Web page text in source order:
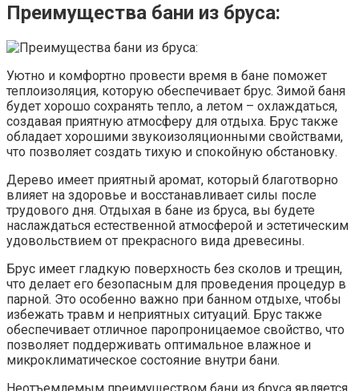
Преимущества бани из бруса:
Уютно и комфортно провести время в бане поможет
теплоизоляция, которую обеспечивает брус. Зимой баня
будет хорошо сохранять тепло, а летом – охлаждаться,
создавая приятную атмосферу для отдыха. Брус также
обладает хорошими звукоизоляционными свойствами,
что позволяет создать тихую и спокойную обстановку.
Дерево имеет приятный аромат, который благотворно
влияет на здоровье и восстанавливает силы после
трудового дня. Отдыхая в бане из бруса, вы будете
наслаждаться естественной атмосферой и эстетическим
удовольствием от прекрасного вида древесины.
Брус имеет гладкую поверхность без сколов и трещин,
что делает его безопасным для проведения процедур в
парной. Это особенно важно при банном отдыхе, чтобы
избежать травм и неприятных ситуаций. Брус также
обеспечивает отличное паропроницаемое свойство, что
позволяет поддерживать оптимальное влажное и
микроклиматическое состояние внутри бани.
Неотъемлемым преимуществом бани из бруса является